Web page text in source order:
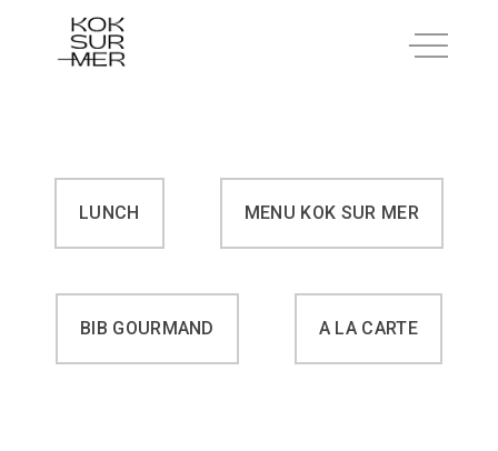
LUNCH MENU KOK SUR MER
BIB GOURMAND A LA CARTE